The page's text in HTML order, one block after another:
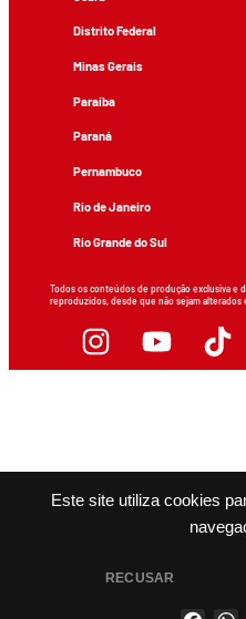
Este site utiliza cookies
RECUSAR
Distrito Federal
Minas Gerais
Paraíba
Paraná
Pernambuco
Rio de Janeiro
Rio Grande do Sul
Todos os conteúdos de produção exclusiva e
reproduzidos, desde que não sejam